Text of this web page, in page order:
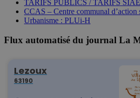
TARIFS PUBLICS / TARIFS
CCAS – Centre communal d’action
Urbanisme : PLUi-H
Flux automatisé du journal La